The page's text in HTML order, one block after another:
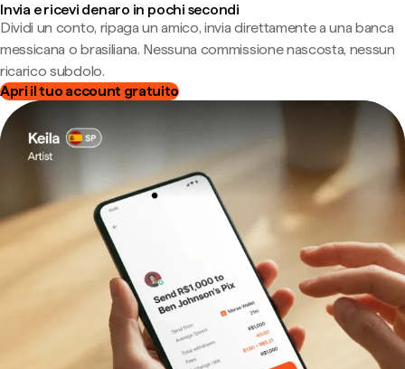
Invia e ricevi denaro in pochi secondi
Dividi un conto, ripaga un amico, invia direttamente a una banca
messicana o brasiliana. Nessuna commissione nascosta, nessun
ricarico subdolo.
Apri il tuo account gratuito